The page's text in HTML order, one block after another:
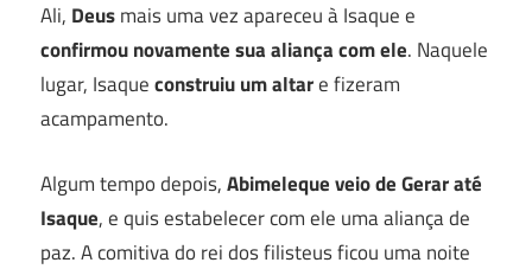
Ali, Deusmais uma vez apareceu à Isaque e
confirmou novamente sua aliança com ele. Naquele
lugar, Isaqueconstruiu um altare fizeram
acampamento.
Algum tempo depois,Abimeleque veio de Gerar até
Isaque, e quis estabelecer com ele uma aliança de
paz. A comitiva do rei dos filisteus ficou uma noite